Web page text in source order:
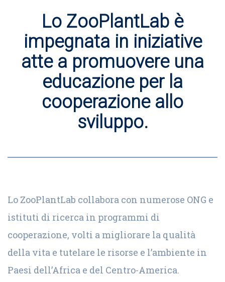
Lo ZooPlantLab è
impegnata in iniziative
atte a promuovere una
educazione per la
cooperazione allo
sviluppo.
Lo ZooPlantLab collabora con numerose ONG e
istituti di ricerca in programmi di
cooperazione, volti a migliorare la qualità
della vita e tutelare le risorse e l’ambiente in
Paesi dell’Africa e del Centro-America.